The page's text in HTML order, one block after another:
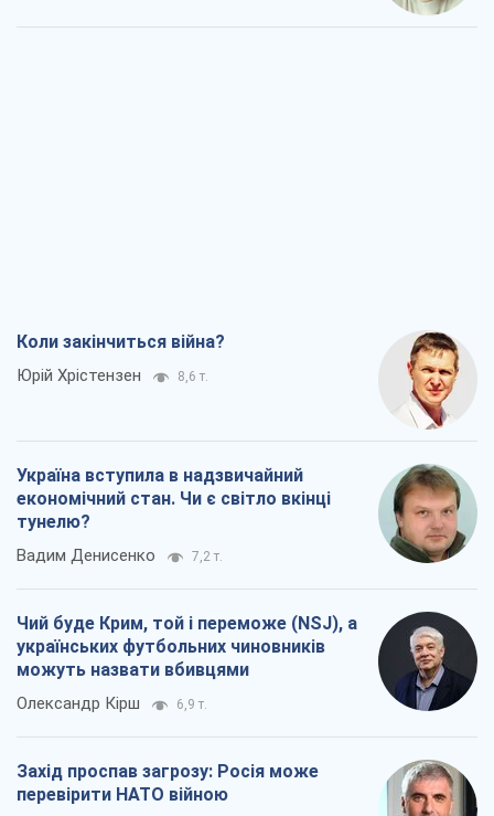
Коли закінчиться війна?
Юрій Хрістензен 8,6 т.
Україна вступила в надзвичайний
економічний стан. Чи є світло вкінці
тунелю?
Вадим Денисенко 7,2 т.
Чий буде Крим, той і переможе (NSJ), а
українських футбольних чиновників
можуть назвати вбивцями
Олександр Кірш 6,9 т.
Захід проспав загрозу: Росія може
перевірити НАТО війною